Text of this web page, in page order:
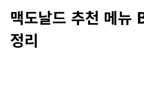
맥도날드 추천 메뉴
정리